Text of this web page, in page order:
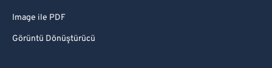
Image ile PDF
Görüntü Dönüştürücü